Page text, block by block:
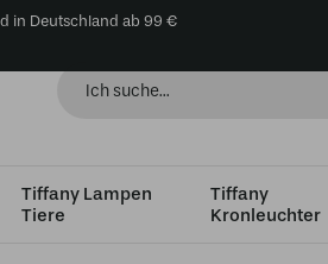
in Deutschland ab 99 €
Tiffany Lampen
Tiere
Tiffany
Kronleuchter
Lampenfüße ohne schirm